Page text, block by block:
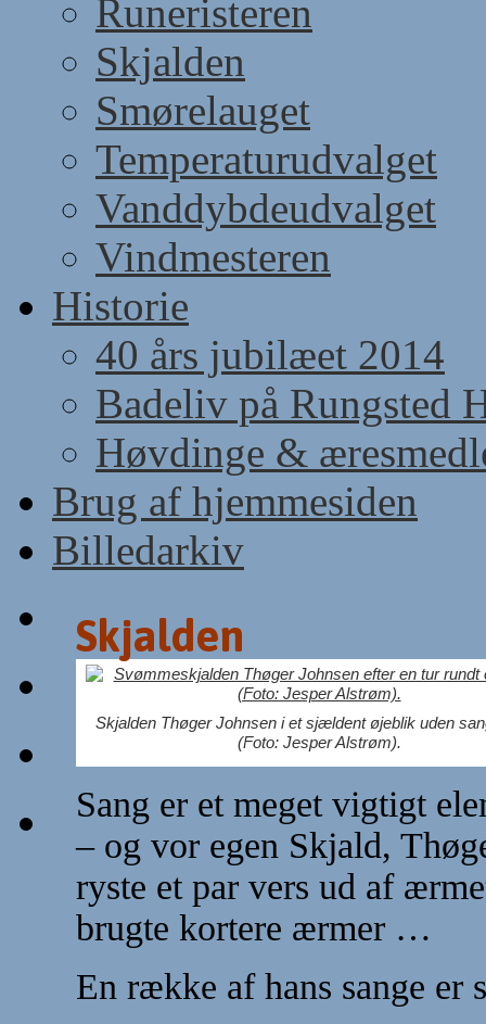
Runeristeren
Skjalden
Smørelauget
Temperaturudvalget
Vanddybdeudvalget
Vindmesteren
Historie
40 års jubilæet 2014
Badeliv på Rungsted
Høvdinge &
Brug af hjemmesiden
Billedarkiv
Skjalden
Skjalden Thøger Johnsen i et sjældent øjeblik uden
(Foto: Jesper Alstrøm).
Sang er et meget vigtigt
– og vor egen Skjald,
ryste et par vers ud af
brugte kortere ærmer …
En række af hans sange er